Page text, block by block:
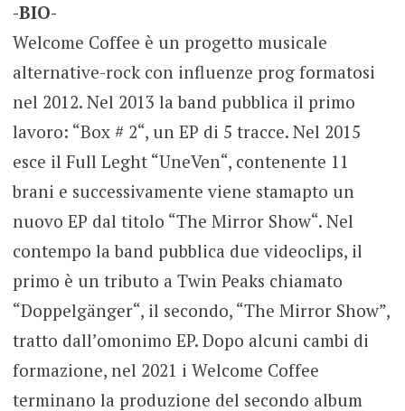
-BIO-
Welcome Coffee è un progetto musicale
alternative-rock con influenze prog formatosi
nel 2012. Nel 2013 la band pubblica il primo
lavoro: “Box # 2“, un EP di 5 tracce. Nel 2015
esce il Full Leght “UneVen“, contenente 11
brani e successivamente viene stamapto un
nuovo EP dal titolo “The Mirror Show“. Nel
contempo la band pubblica due videoclips, il
primo è un tributo a Twin Peaks chiamato
“Doppelgänger“, il secondo, “The Mirror Show”,
tratto dall’omonimo EP. Dopo alcuni cambi di
formazione, nel 2021 i Welcome Coffee
terminano la produzione del secondo album